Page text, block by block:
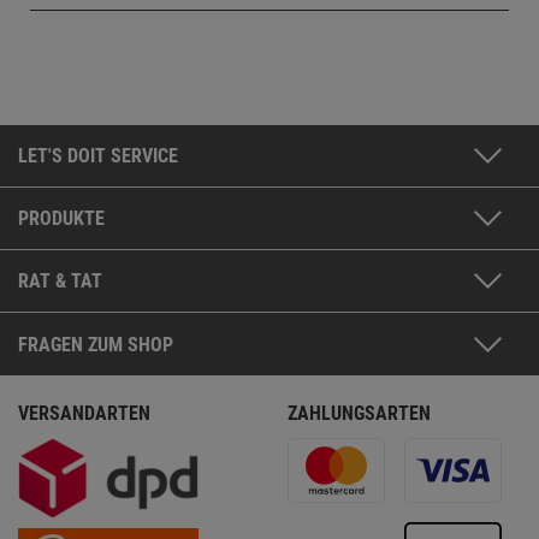
LET'S DOIT SERVICE
PRODUKTE
RAT & TAT
FRAGEN ZUM SHOP
VERSANDARTEN ZAHLUNGSARTEN